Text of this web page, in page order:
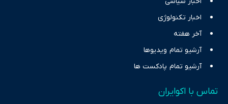
اخبار تکنولوژی
آخر هفته
آرشیو تمام ویدیوها
آرشیو تمام پادکست ها
تماس با اکوایران